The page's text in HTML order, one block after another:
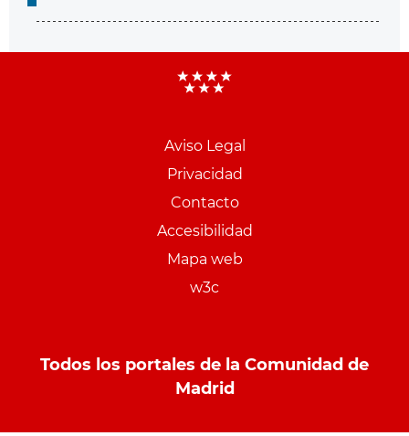
Aviso Legal
Privacidad
Contacto
Accesibilidad
Mapa web
w3c
Todos los portales de la Comunidad de
Madrid